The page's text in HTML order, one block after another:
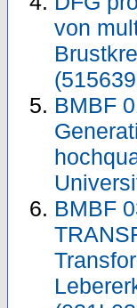
von
BMBF
BMBF